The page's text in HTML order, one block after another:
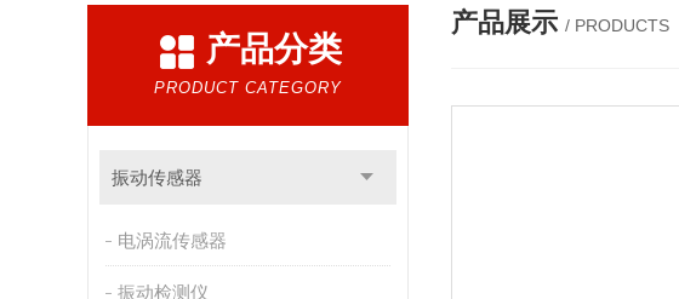
产品分类
PRODUCT CATEGORY
振动传感器
电涡流传感器
振动检测仪
产品展示 / PRODUCTS